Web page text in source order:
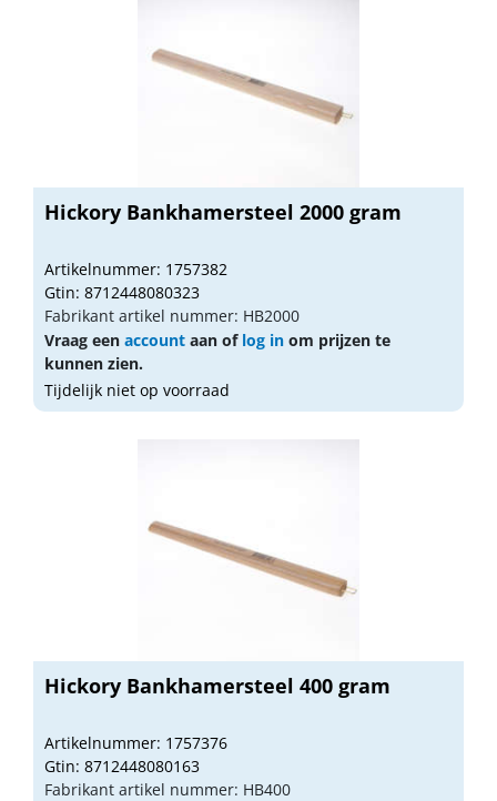
Hickory Bankhamersteel 2000 gram
Artikelnummer: 1757382
Gtin: 8712448080323
Fabrikant artikel nummer: HB2000
Vraag een account aan of log in om prijzen te
kunnen zien.
Tijdelijk niet op voorraad
Hickory Bankhamersteel 400 gram
Artikelnummer: 1757376
Gtin: 8712448080163
Fabrikant artikel nummer: HB400